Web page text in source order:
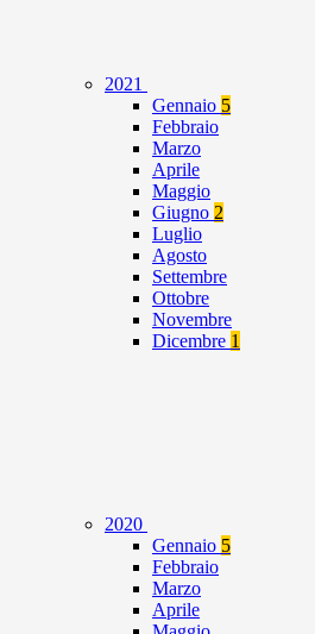
2021
Gennaio 5
Febbraio
Marzo
Aprile
Maggio
Giugno 2
Luglio
Agosto
Settembre
Ottobre
Novembre
Dicembre 1
2020
Gennaio 5
Febbraio
Marzo
Aprile